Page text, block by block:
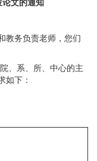
教务负责老师，您们
、系、所、中心的主
如下：